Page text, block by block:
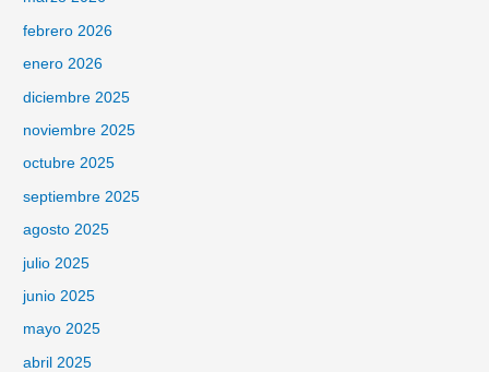
febrero 2026
enero 2026
diciembre 2025
noviembre 2025
octubre 2025
septiembre 2025
agosto 2025
julio 2025
junio 2025
mayo 2025
abril 2025